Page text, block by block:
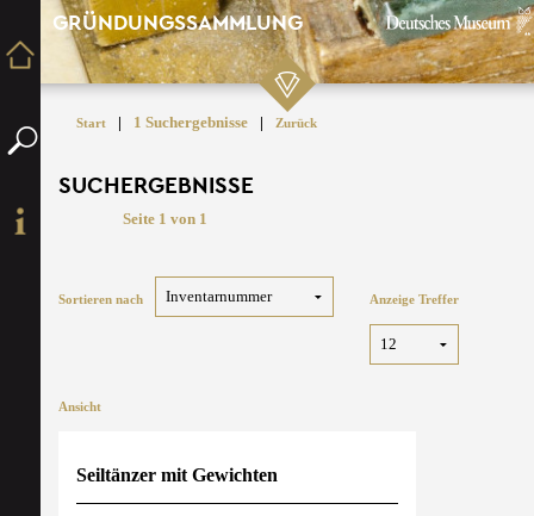
GRÜNDUNGSSAMMLUNG
Start | 1 Suchergebnisse | Zurück
SUCHERGEBNISSE
Seite 1 von 1
Sortieren nach Anzeige Treffer
Ansicht
Seiltänzer mit Gewichten